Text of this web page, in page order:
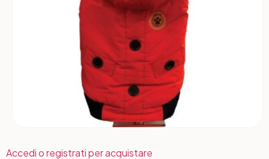
Accedi o registrati per acquistare